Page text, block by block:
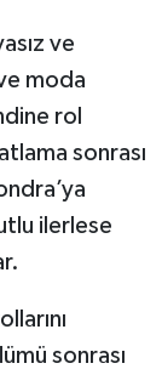
ve
moda
rol
sonrası
ilerlese
sonrası